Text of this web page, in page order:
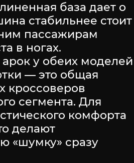
база дает о
стабильнее стоит
пассажирам
в ногах.
у обеих моделей
— это общая
кроссоверов
сегмента. Для
комфорта
делают
«шумку» сразу